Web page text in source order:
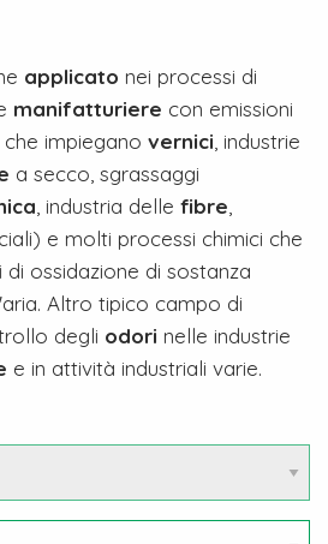
applicato nei processi di
manifatturiere con emissioni
che impiegano vernici, industrie
a secco, sgrassaggi
, industria delle fibre,
e molti processi chimici che
ossidazione di sostanza
Altro tipico campo di
degli odori nelle industrie
e in attività industriali varie.